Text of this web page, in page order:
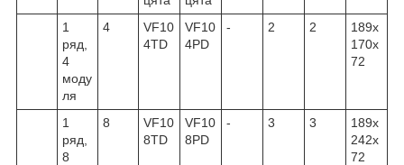
1
ряд,
4
моду
ля
4
VF10
4TD
VF10
4PD
- 2 2
189x
170x
72
1
ряд,
8
8
VF10
8TD
VF10
8PD
- 3 3
189x
242x
72